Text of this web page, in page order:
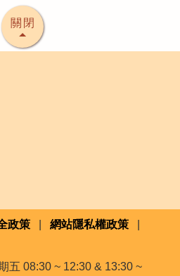
關閉
政策 網站隱私權政策
五 08:30 ~ 12:30 & 13:30 ~